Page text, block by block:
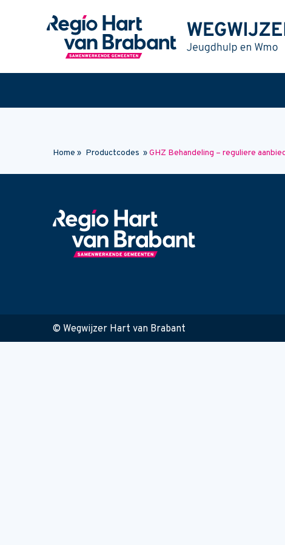
Home » Productcodes »GHZ Behandeling – reguliere
© Wegwijzer Hart van Brabant